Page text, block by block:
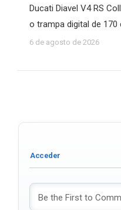
Ducati Diavel V4 RS
o trampa digital de 170
6 de agosto de 2026